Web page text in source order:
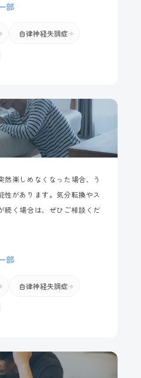
部
自律神経失調症
然楽しめなくなった場合、う
性があります。気分転換やス
続く場合は、ぜひご相談くだ
部
自律神経失調症